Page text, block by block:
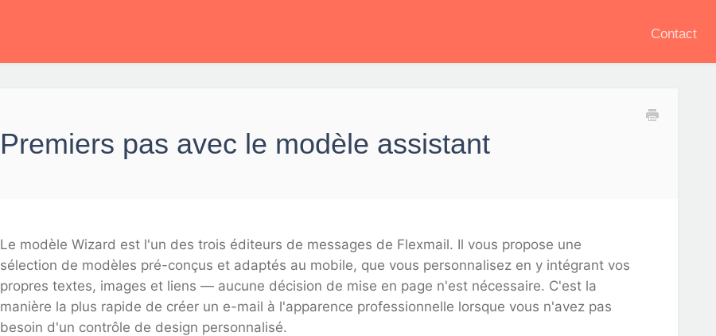
Contact
Premiers pas avec le modèle assistant
Le modèle Wizard est l'un des trois éditeurs de messages de Flexmail. Il vous propose une
sélection de modèles pré-conçus et adaptés au mobile, que vous personnalisez en y intégrant vos
propres textes, images et liens — aucune décision de mise en page n'est nécessaire. C'est la
manière la plus rapide de créer un e-mail à l'apparence professionnelle lorsque vous n'avez pas
besoin d'un contrôle de design personnalisé.